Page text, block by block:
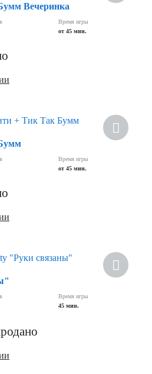
Вечеринка
Время игры
от 45 мин.
Время игры
от 45 мин.
Время игры
45 мин.